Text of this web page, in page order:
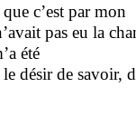
c’est par mon
pas eu la
été
désir de savoir,